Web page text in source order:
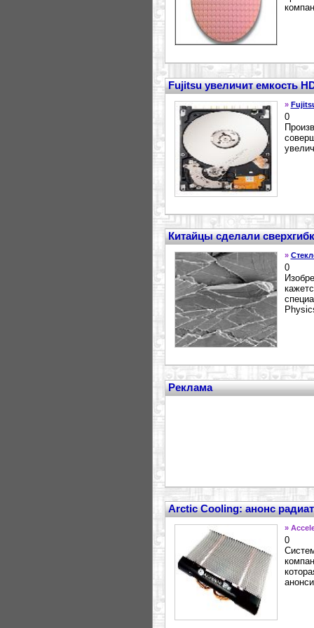
Fujitsu увеличит емкость
»
0
Китайцы сделали
»
0
Реклама
Arctic Cooling: анонс
»
0